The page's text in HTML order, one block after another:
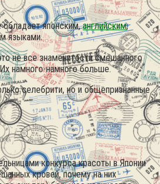
японским,английским,
языками.
не все знаменитости смешанного
намного-намного больше.
селебрити, но и общепризнанные
конкурса красоты в Японии
кровей, почему на них